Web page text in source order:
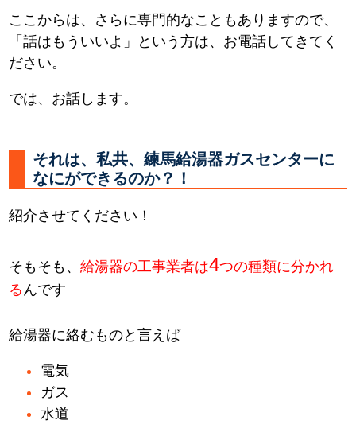
ここからは、さらに専門的なこともありますので、
「話はもういいよ」という方は、お電話してきてく
ださい。
では、お話します。
それは、私共、練馬給湯器ガスセンターに
なにができるのか？！
紹介させてください！
そもそも、給湯器の工事業者は4つの種類に分かれ
る んです
給湯器に絡むものと言えば
電気
ガス
水道